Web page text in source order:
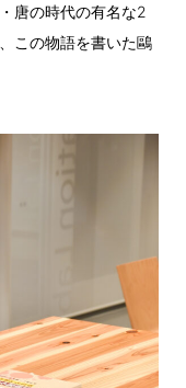
唐の時代の有名な2
この物語を書いた鷗